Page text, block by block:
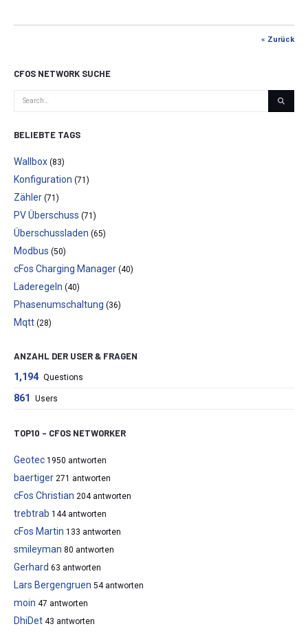
« Zurück
CFOS NETWORK SUCHE
BELIEBTE TAGS
Wallbox (83)
Konfiguration (71)
Zähler (71)
PV Überschuss (71)
Überschussladen (65)
Modbus (50)
cFos Charging Manager (40)
Laderegeln (40)
Phasenumschaltung (36)
Mqtt (28)
ANZAHL DER USER & FRAGEN
1,194 Questions
861 Users
TOP10 – CFOS NETWORKER
Geotec 1950 antworten
baertiger 271 antworten
cFos Christian 204 antworten
trebtrab 144 antworten
cFos Martin 133 antworten
smileyman 80 antworten
Gerhard 63 antworten
Lars Bergengruen 54 antworten
moin 47 antworten
DhiDet 43 antworten